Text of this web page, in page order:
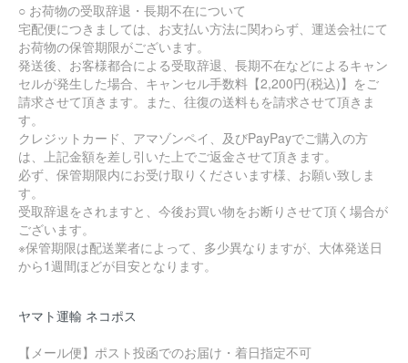
○ お荷物の受取辞退・長期不在について
宅配便につきましては、お支払い方法に関わらず、運送会社にて
お荷物の保管期限がございます。
発送後、お客様都合による受取辞退、長期不在などによるキャン
セルが発生した場合、キャンセル手数料【2,200円(税込)】をご
請求させて頂きます。また、往復の送料もを請求させて頂きま
す。
クレジットカード、アマゾンペイ、及びPayPayでご購入の方
は、上記金額を差し引いた上でご返金させて頂きます。
必ず、保管期限内にお受け取りくださいます様、お願い致しま
す。
受取辞退をされますと、今後お買い物をお断りさせて頂く場合が
ございます。
※保管期限は配送業者によって、多少異なりますが、大体発送日
から1週間ほどが目安となります。
ヤマト運輸 ネコポス
【メール便】ポスト投函でのお届け・着日指定不可